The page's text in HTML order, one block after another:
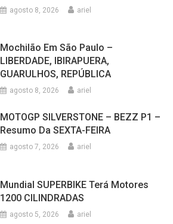
agosto 8, 2026 ariel
Mochilão Em São Paulo –
LIBERDADE, IBIRAPUERA,
GUARULHOS, REPÚBLICA
agosto 8, 2026 ariel
MOTOGP SILVERSTONE – BEZZ P1 –
Resumo Da SEXTA-FEIRA
agosto 7, 2026 ariel
Mundial SUPERBIKE Terá Motores
1200 CILINDRADAS
agosto 5, 2026 ariel